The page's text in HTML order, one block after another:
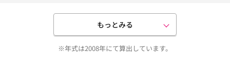
もっとみる
※年式は2008年にて算出しています。